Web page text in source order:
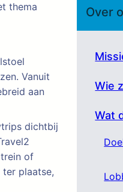
thema
Vanuit
aan
dichtbij
of
plaatse,
Over
Wie
Wat